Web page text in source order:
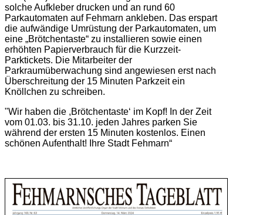
solche Aufkleber drucken und an rund 60
Parkautomaten auf Fehmarn ankleben. Das erspart
die aufwändige Umrüstung der Parkautomaten, um
eine „Brötchentaste“ zu installieren sowie einen
erhöhten Papierverbrauch für die Kurzzeit-
Parktickets. Die Mitarbeiter der
Parkraumüberwachung sind angewiesen erst nach
Überschreitung der 15 Minuten Parkzeit ein
Knöllchen zu schreiben.
"Wir haben die ,Brötchentaste‘ im Kopf! In der Zeit
vom 01.03. bis 31.10. jeden Jahres parken Sie
während der ersten 15 Minuten kostenlos. Einen
schönen Aufenthalt! Ihre Stadt Fehmarn“